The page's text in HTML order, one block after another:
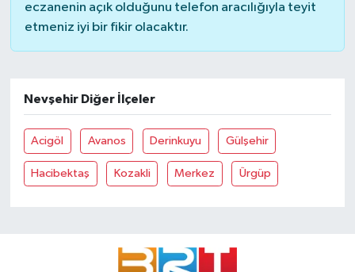
eczanenin açık olduğunu telefon aracılığıyla teyit
etmeniz iyi bir fikir olacaktır.
Nevşehir Diğer İlçeler
Acigöl Avanos Derinkuyu Gülşehir
Hacibektaş Kozakli Merkez Ürgüp